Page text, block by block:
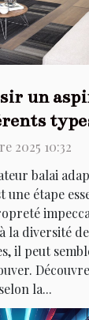
un
2025 10:32
balai
une étape
la diversité
il peut
la...